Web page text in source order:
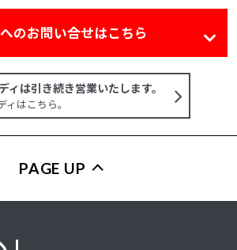
のお問い合せはこちら
ィは引き続き営業いたします。
ィはこちら。
PAGE UP